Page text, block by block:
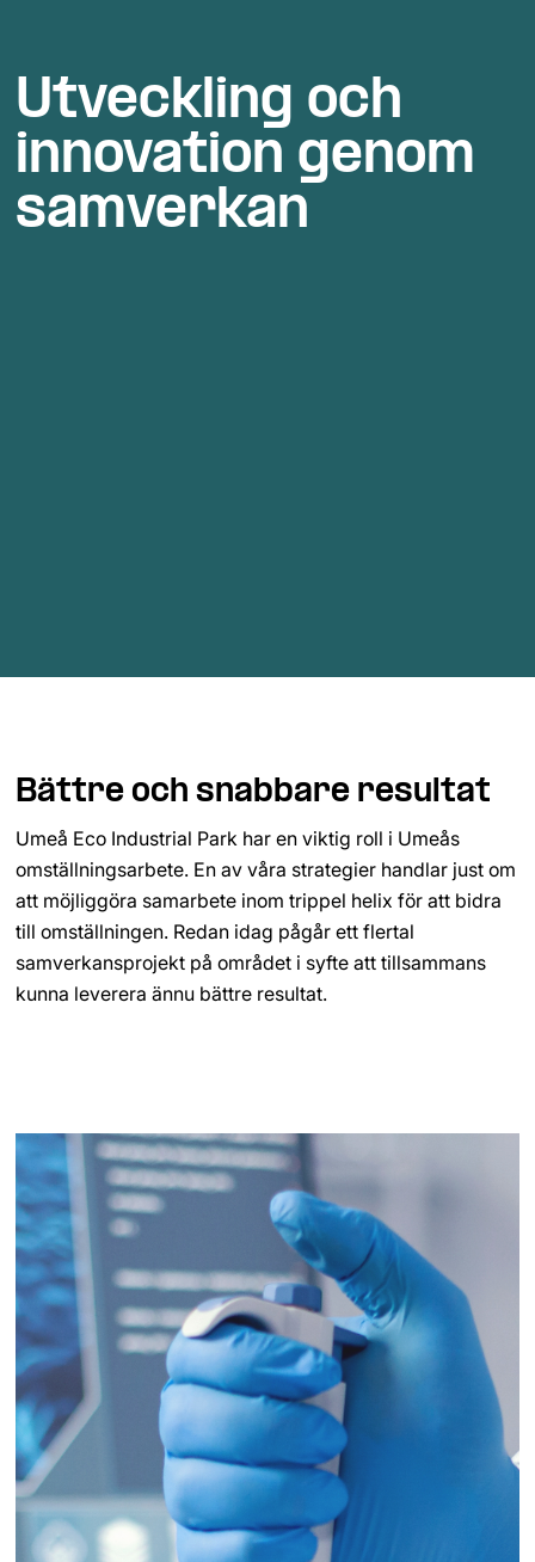
Utveckling och
innovation genom
samverkan
Bättre och snabbare resultat
Umeå Eco Industrial Park har en viktig roll i Umeås
omställningsarbete. En av våra strategier handlar just om
att möjliggöra samarbete inom trippel helix för att bidra
till omställningen. Redan idag pågår ett flertal
samverkansprojekt på området i syfte att tillsammans
kunna leverera ännu bättre resultat.